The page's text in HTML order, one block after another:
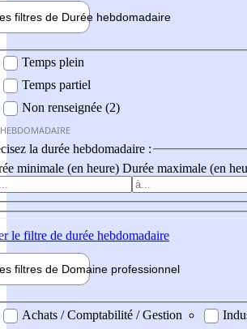
filtres de Durée hebdomadaire
Temps plein
Temps partiel
Non renseignée (2)
la durée hebdomadaire :
minimale (en heure) Durée maximale (en
le filtre de durée hebdomadaire
filtres de Domaine professionnel
professionel
Achats / Comptabilité / Gestion